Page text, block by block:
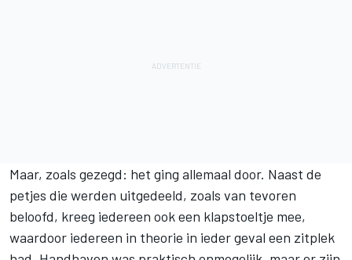
Maar, zoals gezegd: het ging allemaal door. Naast de
petjes die werden uitgedeeld, zoals van tevoren
beloofd, kreeg iedereen ook een klapstoeltje mee,
waardoor iedereen in theorie in ieder geval een zitplek